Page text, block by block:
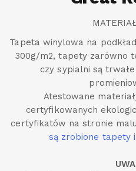
Tapeta winylowa na
300g/m2, tapety zarówno
czy sypialni są
Atestowane
certyfikowanych
certyfikatów na stronie
są zrobione tapety